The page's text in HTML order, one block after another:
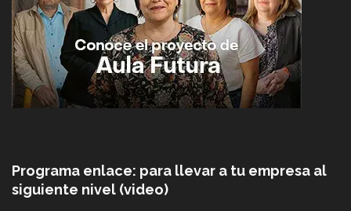
Programa enlace: para llevar a tu empresa al
siguiente nivel (video)